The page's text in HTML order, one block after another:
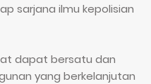
sarjana ilmu kepolisian
dapat bersatu dan
yang berkelanjutan